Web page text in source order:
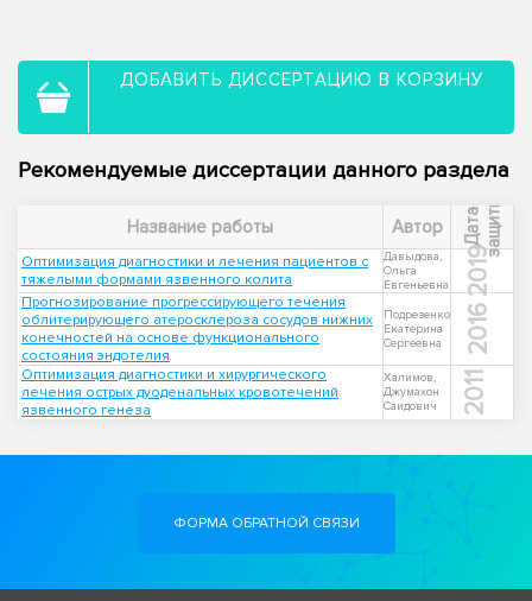
ДОБАВИТЬ ДИССЕРТАЦИЮ В КОРЗИНУ
Рекомендуемые диссертации данного раздела
Название работы Автор Д
а
т
а
з
а
щ
и
т ы
Оптимизация диагностики и лечения пациентов с
тяжелыми формами язвенного колита
Давыдова,
Ольга
Евгеньевна
2019
Прогнозирование прогрессирующего течения
облитерирующего атеросклероза сосудов нижних
конечностей на основе функционального
состояния эндотелия
Подрезенко
Екатерина
Сергеевна
2016
Оптимизация диагностики и хирургического
лечения острых дуоденальных кровотечений
язвенного генеза
Халимов,
Джумахон
Саидович
2011
ФОРМА ОБРАТНОЙ СВЯЗИ